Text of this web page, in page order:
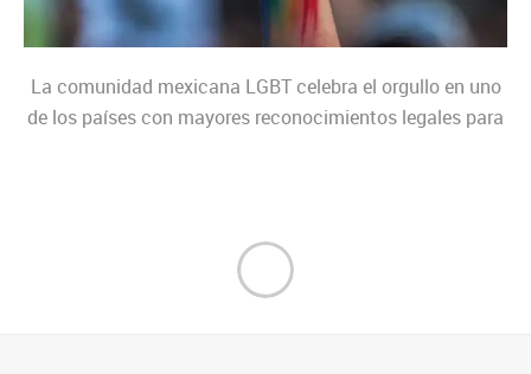
La comunidad mexicana LGBT celebra el orgullo en uno
de los países con mayores reconocimientos legales para
retos que afronta la diversidad sexual en México ante las
festividades del Orgullo LGBT, que se conmemora el 28
de junio. Matrimonio Igualitario Con las reformas este